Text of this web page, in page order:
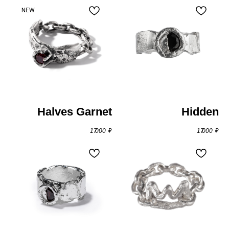
NEW
Halves Garnet
17 000 ₽
Hidden
17 000 ₽